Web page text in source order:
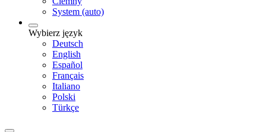
System (auto)
Wybierz język
Deutsch
English
Español
Français
Italiano
Polski
Türkçe